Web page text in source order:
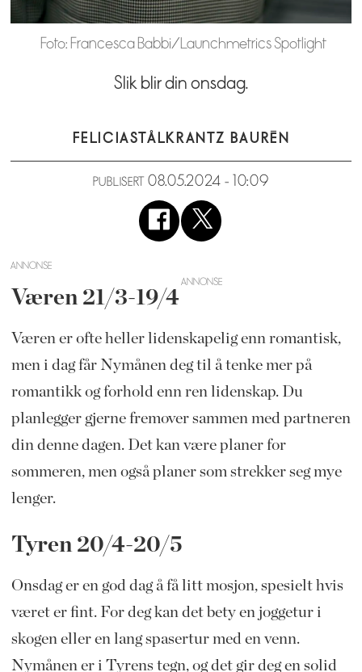
Foto: Francesca Babbi/Launchmetrics Spotlight
Slik blir din onsdag.
FELICIASTÅLKRANTZ BAURÉN
PUBLISERT 08.05.2024 - 10:09
ANNONSE
Væren 21/3-19/4
Væren er ofte heller lidenskapelig enn romantisk,
men i dag får Nymånen deg til å tenke mer på
romantikk og forhold enn ren lidenskap. Du
planlegger gjerne fremover sammen med partneren
din denne dagen. Det kan være planer for
sommeren, men også planer som strekker seg mye
lenger.
Tyren 20/4-20/5
Onsdag er en god dag å få litt mosjon, spesielt hvis
været er fint. For deg kan det bety en joggetur i
skogen eller en lang spasertur med en venn.
Nymånen er i Tyrens tegn, og det gir deg en solid